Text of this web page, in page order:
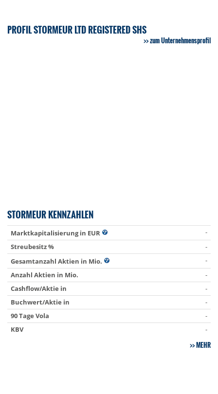
PROFIL STORMEUR LTD REGISTERED SHS
zum Unternehmensprofil
STORMEUR KENNZAHLEN
Marktkapitalisierung in EUR
-
Streubesitz %
-
Gesamtanzahl Aktien in Mio.
-
Anzahl Aktien in Mio.
-
Cashflow/Aktie in
-
Buchwert/Aktie in
-
90 Tage Vola
-
KBV
-
MEHR